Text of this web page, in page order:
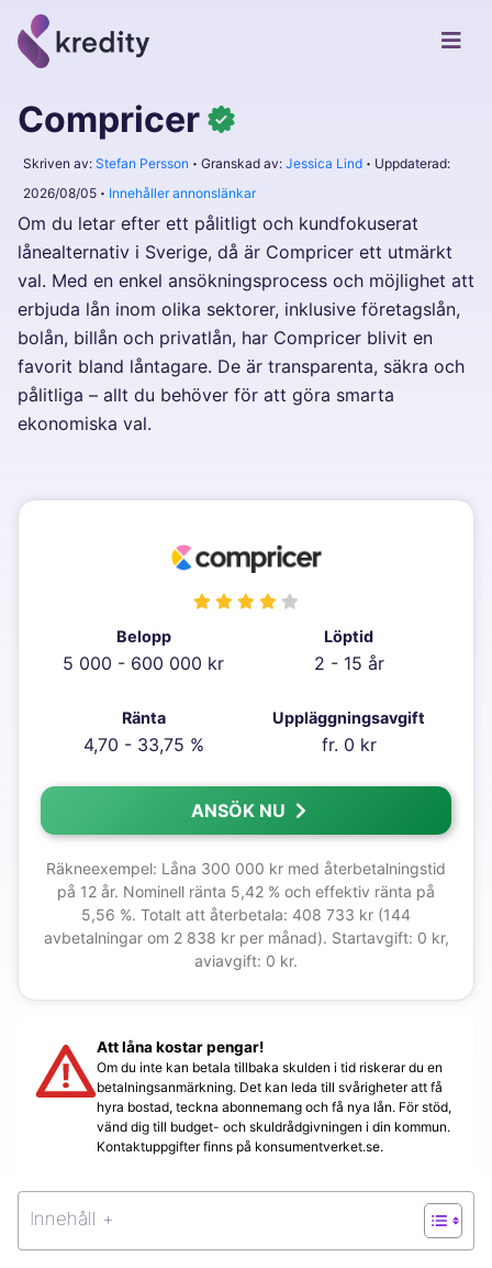
Compricer
Skriven av: Stefan Persson Granskad av: Jessica Lind
Uppdaterad:
2026/08/05
Innehåller annonslänkar
Om du letar efter ett pålitligt och kundfokuserat
lånealternativ i Sverige, då är Compricer ett utmärkt
val. Med en enkel ansökningsprocess och möjlighet att
erbjuda lån inom olika sektorer, inklusive företagslån,
bolån, billån och privatlån, har Compricer blivit en
favorit bland låntagare. De är transparenta, säkra och
pålitliga – allt du behöver för att göra smarta
ekonomiska val.
Belopp
5 000 - 600 000 kr
Löptid
2 - 15 år
Ränta
4,70 - 33,75 %
Uppläggningsavgift
fr. 0 kr
ANSÖK NU
Räkneexempel: Låna 300 000 kr med återbetalningstid
på 12 år. Nominell ränta 5,42 % och effektiv ränta på
5,56 %. Totalt att återbetala: 408 733 kr (144
avbetalningar om 2 838 kr per månad). Startavgift: 0 kr,
aviavgift: 0 kr.
Att låna kostar pengar!
Om du inte kan betala tillbaka skulden i tid riskerar du en
betalningsanmärkning. Det kan leda till svårigheter att få
hyra bostad, teckna abonnemang och få nya lån. För stöd,
vänd dig till budget- och skuldrådgivningen i din kommun.
Kontaktuppgifter finns på konsumentverket.se.
Innehåll +